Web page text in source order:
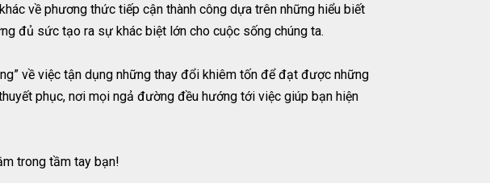
về phương thức tiếp cận thành công dựa trên những hiểu biết
đủ sức tạo ra sự khác biệt lớn cho cuộc sống chúng ta.
về việc tận dụng những thay đổi khiêm tốn để đạt được những
phục, nơi mọi ngả đường đều hướng tới việc giúp bạn hiện
trong tầm tay bạn!